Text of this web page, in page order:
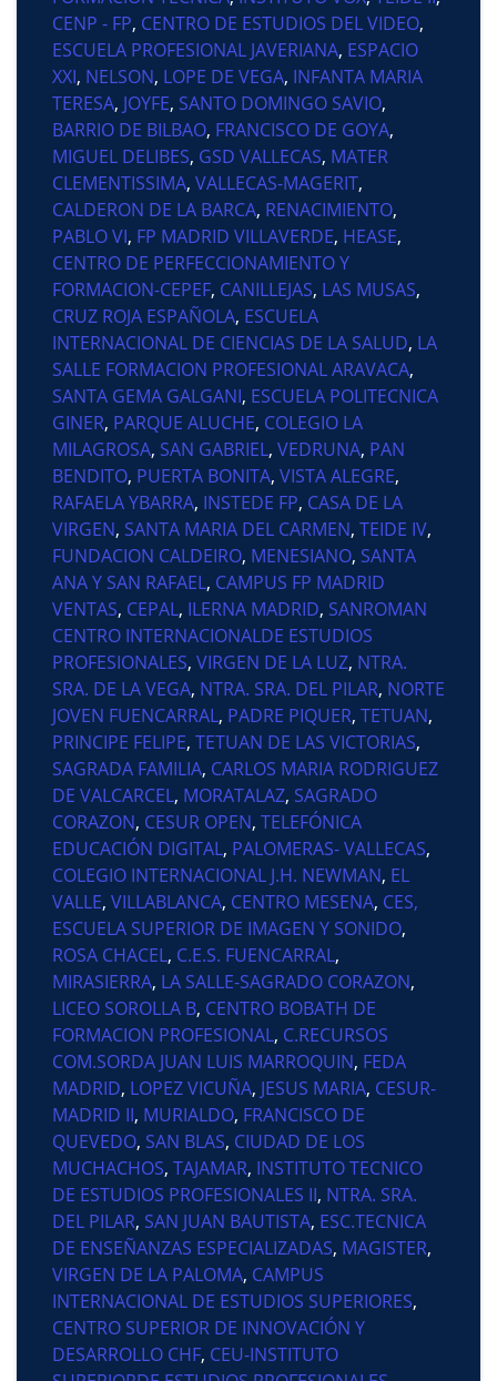
CENP - FP, CENTRO DE ESTUDIOS DEL VIDEO,
ESCUELA PROFESIONAL JAVERIANA, ESPACIO
XXI, NELSON, LOPE DE VEGA, INFANTA MARIA
TERESA, JOYFE, SANTO DOMINGO SAVIO,
BARRIO DE BILBAO, FRANCISCO DE GOYA,
MIGUEL DELIBES, GSD VALLECAS, MATER
CLEMENTISSIMA, VALLECAS-MAGERIT,
CALDERON DE LA BARCA, RENACIMIENTO,
PABLO VI, FP MADRID VILLAVERDE, HEASE,
CENTRO DE PERFECCIONAMIENTO Y
FORMACION-CEPEF, CANILLEJAS, LAS MUSAS,
CRUZ ROJA ESPAÑOLA, ESCUELA
INTERNACIONAL DE CIENCIAS DE LA SALUD, LA
SALLE FORMACION PROFESIONAL ARAVACA,
SANTA GEMA GALGANI, ESCUELA POLITECNICA
GINER, PARQUE ALUCHE, COLEGIO LA
MILAGROSA, SAN GABRIEL, VEDRUNA, PAN
BENDITO, PUERTA BONITA, VISTA ALEGRE,
RAFAELA YBARRA, INSTEDE FP, CASA DE LA
VIRGEN, SANTA MARIA DEL CARMEN, TEIDE IV,
FUNDACION CALDEIRO, MENESIANO, SANTA
ANA Y SAN RAFAEL, CAMPUS FP MADRID
VENTAS, CEPAL, ILERNA MADRID, SANROMAN
CENTRO INTERNACIONALDE ESTUDIOS
PROFESIONALES, VIRGEN DE LA LUZ, NTRA.
SRA. DE LA VEGA, NTRA. SRA. DEL PILAR, NORTE
JOVEN FUENCARRAL, PADRE PIQUER, TETUAN,
PRINCIPE FELIPE, TETUAN DE LAS VICTORIAS,
SAGRADA FAMILIA, CARLOS MARIA RODRIGUEZ
DE VALCARCEL, MORATALAZ, SAGRADO
CORAZON, CESUR OPEN, TELEFÓNICA
EDUCACIÓN DIGITAL, PALOMERAS- VALLECAS,
COLEGIO INTERNACIONAL J.H. NEWMAN, EL
VALLE, VILLABLANCA, CENTRO MESENA, CES,
ESCUELA SUPERIOR DE IMAGEN Y SONIDO,
ROSA CHACEL, C.E.S. FUENCARRAL,
MIRASIERRA, LA SALLE-SAGRADO CORAZON,
LICEO SOROLLA B, CENTRO BOBATH DE
FORMACION PROFESIONAL, C.RECURSOS
COM.SORDA JUAN LUIS MARROQUIN, FEDA
MADRID, LOPEZ VICUÑA, JESUS MARIA, CESUR-
MADRID II, MURIALDO, FRANCISCO DE
QUEVEDO, SAN BLAS, CIUDAD DE LOS
MUCHACHOS, TAJAMAR, INSTITUTO TECNICO
DE ESTUDIOS PROFESIONALES II, NTRA. SRA.
DEL PILAR, SAN JUAN BAUTISTA, ESC.TECNICA
DE ENSEÑANZAS ESPECIALIZADAS, MAGISTER,
VIRGEN DE LA PALOMA, CAMPUS
INTERNACIONAL DE ESTUDIOS SUPERIORES,
CENTRO SUPERIOR DE INNOVACIÓN Y
DESARROLLO CHF, CEU-INSTITUTO